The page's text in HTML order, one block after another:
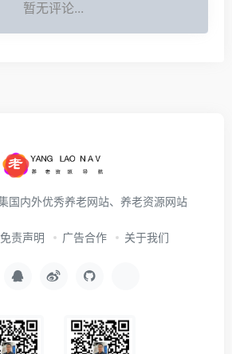
暂无评论...
国内外优秀养老网站、养老资源网站
免责声明 广告合作 关于我们